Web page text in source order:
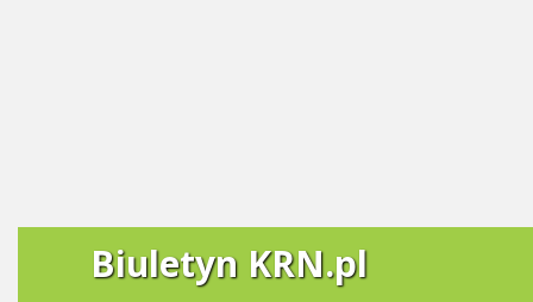
Biuletyn KRN.pl